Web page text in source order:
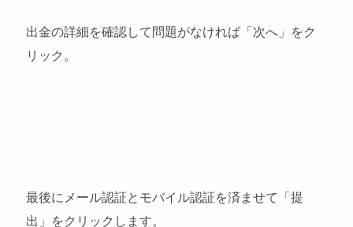
出金の詳細を確認して問題がなければ「次へ」をク
リック。
最後にメール認証とモバイル認証を済ませて「提
出」をクリックします。